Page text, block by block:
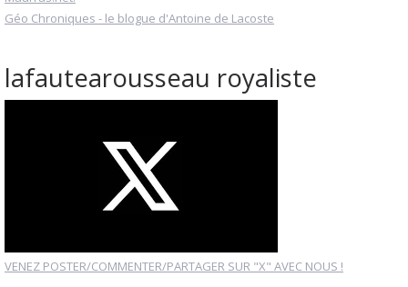
Géo Chroniques - le blogue d'Antoine de Lacoste
lafautearousseau royaliste
VENEZ POSTER/COMMENTER/PARTAGER SUR "X" AVEC NOUS !